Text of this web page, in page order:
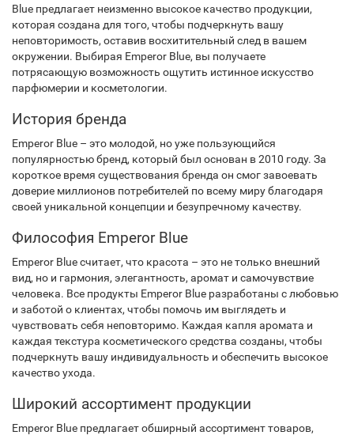
Blue предлагает неизменно высокое качество продукции,
которая создана для того, чтобы подчеркнуть вашу
неповторимость, оставив восхитительный след в вашем
окружении. Выбирая Emperor Blue, вы получаете
потрясающую возможность ощутить истинное искусство
парфюмерии и косметологии.
История бренда
Emperor Blue – это молодой, но уже пользующийся
популярностью бренд, который был основан в 2010 году. За
короткое время существования бренда он смог завоевать
доверие миллионов потребителей по всему миру благодаря
своей уникальной концепции и безупречному качеству.
Философия Emperor Blue
Emperor Blue считает, что красота – это не только внешний
вид, но и гармония, элегантность, аромат и самочувствие
человека. Все продукты Emperor Blue разработаны с любовью
и заботой о клиентах, чтобы помочь им выглядеть и
чувствовать себя неповторимо. Каждая капля аромата и
каждая текстура косметического средства созданы, чтобы
подчеркнуть вашу индивидуальность и обеспечить высокое
качество ухода.
Широкий ассортимент продукции
Emperor Blue предлагает обширный ассортимент товаров,